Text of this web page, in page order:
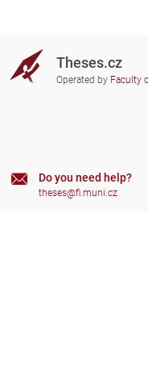
Theses.cz
Operated by Faculty
Do you need help?
theses@fi.muni.cz